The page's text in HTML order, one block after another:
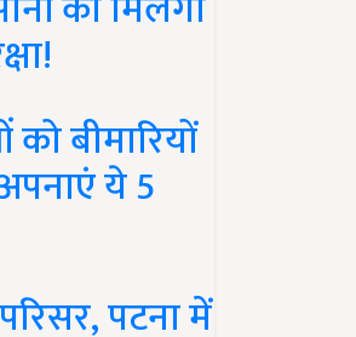
बीमारियों
ये 5
पटना में